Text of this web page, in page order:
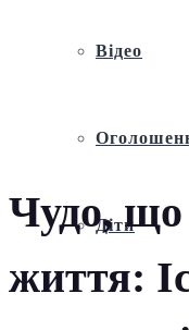
Відео
Діти
Чудо, що
життя: